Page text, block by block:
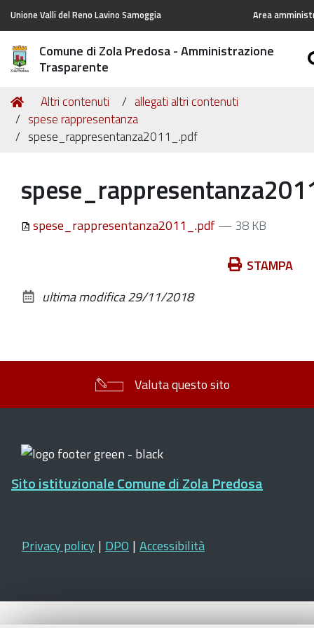
Unione Valli del Reno Lavino Samoggia Area
Comune di Zola Predosa - Amministrazione
Trasparente
Tu
sei
qui:
Home
Altri contenuti
allegati altri contenuti
spese rappresentanza
spese_rappresentanza2011_.pdf
spese_rappresentanza2011_.pdf— 38 KB
documento
STAMPA
ultima modifica29/11/2018
Valuta questo sito
Sito istituzionale Comune di Zola Predosa
Privacy policy | DPO | Accessibilità